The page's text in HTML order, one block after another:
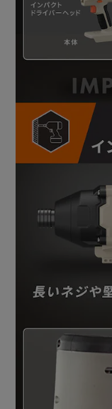
●振動3軸合成値
サンドペーパー60
面ファスナーがつ
工用サンドペーパー
※注意
サンドペーパーの
ください。
【ジグソーヘッド】
●製品寸法(cm)(ブ
長さ約16.8×幅約
●製品質量(ブレー
●ストローク長
12.5mm
0-2300min-1
●切断能力(木材)
●振動3軸合成値
4.75m／s2